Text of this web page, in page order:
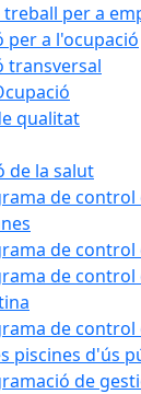
treball per a
per a l'ocupació
transversal
qualitat
de la salut
de control
de control
de control
de
piscines d'ús
de